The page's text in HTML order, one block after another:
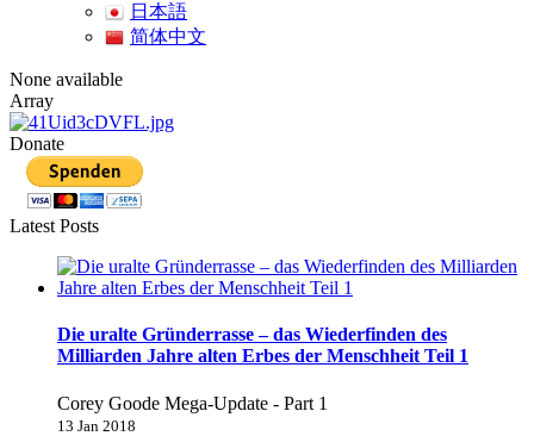
日本語
简体中文
None available
Array
Donate
Latest Posts
Die uralte Gründerrasse – das Wiederfinden des
Milliarden Jahre alten Erbes der Menschheit Teil 1
Corey Goode Mega-Update - Part 1
13 Jan 2018